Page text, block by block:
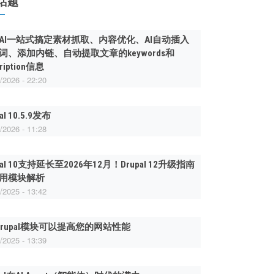
一站式搞定素材抓取、内容优化、AI自动插入
、添加内链、自动提取文章的keywords和
信息
2026 - 22:20
10.5.9发布
2026 - 11:28
10支持延长至2026年12月！Drupal 12升级指南
模块解析
2025 - 13:42
模块可以提高您的网站性能
2025 - 13:39